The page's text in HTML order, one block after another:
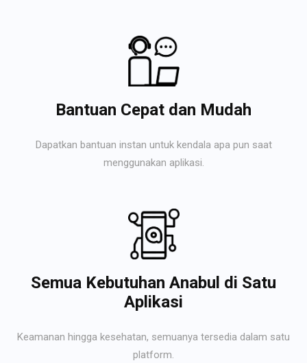
Bantuan Cepat dan Mudah
Dapatkan bantuan instan untuk kendala apa pun saat
menggunakan aplikasi.
Semua Kebutuhan Anabul di Satu
Aplikasi
Keamanan hingga kesehatan, semuanya tersedia dalam satu
platform.